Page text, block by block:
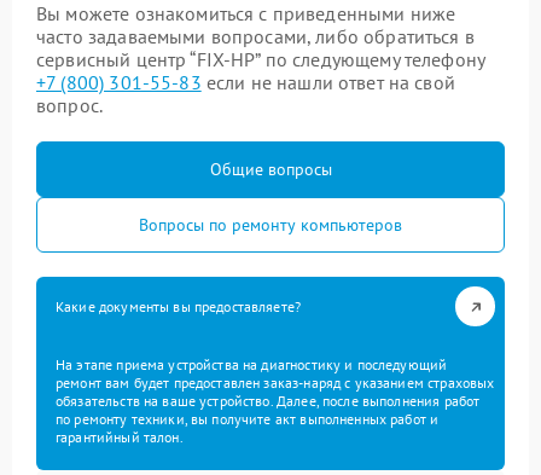
Вы можете ознакомиться с приведенными ниже
часто задаваемыми вопросами, либо обратиться в
сервисный центр “FIX-HP” по следующему телефону
+7 (800) 301-55-83 если не нашли ответ на свой
вопрос.
Общие вопросы
Вопросы по ремонту компьютеров
Какие документы вы предоставляете?
На этапе приема устройства на диагностику и последующий
ремонт вам будет предоставлен заказ-наряд с указанием страховых
обязательств на ваше устройство. Далее, после выполнения работ
по ремонту техники, вы получите акт выполненных работ и
гарантийный талон.